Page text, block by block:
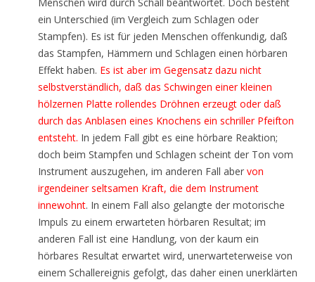
ein Unterschied (im Vergleich zum Schlagen oder
Stampfen). Es ist für jeden Menschen offenkundig, daß
das Stampfen, Hämmern und Schlagen einen hörbaren
Effekt haben. Es ist aber im Gegensatz dazu nicht
selbstverständlich, daß das Schwingen einer kleinen
hölzernen Platte rollendes Dröhnen erzeugt oder daß
durch das Anblasen eines Knochens ein schriller Pfeifton
entsteht. In jedem Fall gibt es eine hörbare Reaktion;
doch beim Stampfen und Schlagen scheint der Ton vom
Instrument auszugehen, im anderen Fall aber von
irgendeiner seltsamen Kraft, die dem Instrument
innewohnt. In einem Fall also gelangte der motorische
Impuls zu einem erwarteten hörbaren Resultat; im
anderen Fall ist eine Handlung, von der kaum ein
hörbares Resultat erwartet wird, unerwarteterweise von
einem Schallereignis gefolgt, das daher einen unerklärten